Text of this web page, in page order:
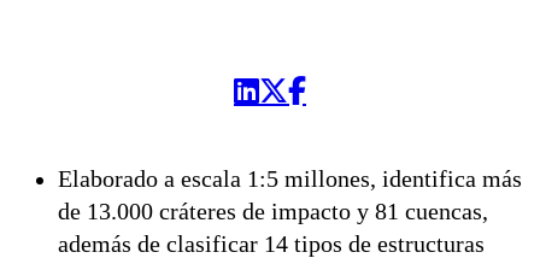
Elaborado a escala 1:5 millones, identifica más
de 13.000 cráteres de impacto y 81 cuencas,
además de clasificar 14 tipos de estructuras